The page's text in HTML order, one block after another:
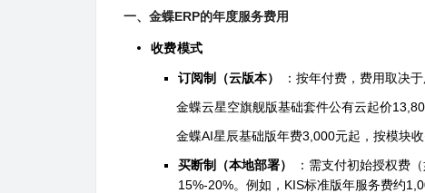
一、金蝶ERP的年度服务费用
收费模式
订阅制（云版本）
：按年付费，费用取决
金蝶云星空旗舰版基础套件公有云起价
金蝶AI星辰基础版年费3,000元起，按模块
买断制（本地部署）
：需支付初始授权费
15%-20%。例如，KIS标准版年服务费约